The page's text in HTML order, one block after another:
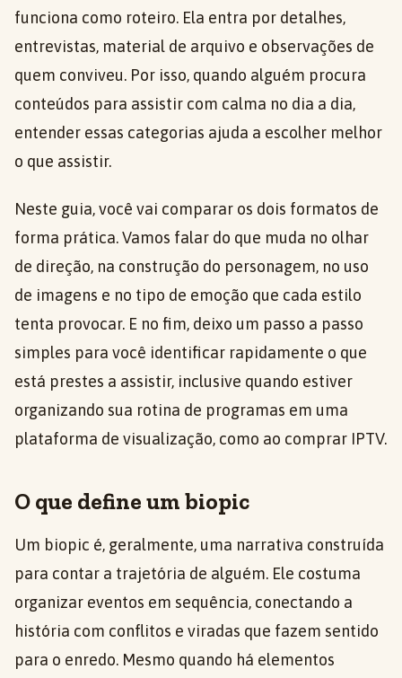
funciona como roteiro. Ela entra por detalhes,
entrevistas, material de arquivo e observações de
quem conviveu. Por isso, quando alguém procura
conteúdos para assistir com calma no dia a dia,
entender essas categorias ajuda a escolher melhor
o que assistir.
Neste guia, você vai comparar os dois formatos de
forma prática. Vamos falar do que muda no olhar
de direção, na construção do personagem, no uso
de imagens e no tipo de emoção que cada estilo
tenta provocar. E no fim, deixo um passo a passo
simples para você identificar rapidamente o que
está prestes a assistir, inclusive quando estiver
organizando sua rotina de programas em uma
plataforma de visualização, como ao comprar IPTV.
O que define um biopic
Um biopic é, geralmente, uma narrativa construída
para contar a trajetória de alguém. Ele costuma
organizar eventos em sequência, conectando a
história com conflitos e viradas que fazem sentido
para o enredo. Mesmo quando há elementos